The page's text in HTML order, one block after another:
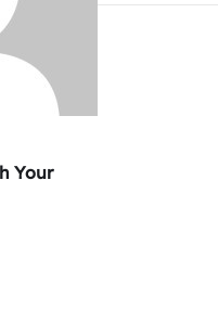
Your